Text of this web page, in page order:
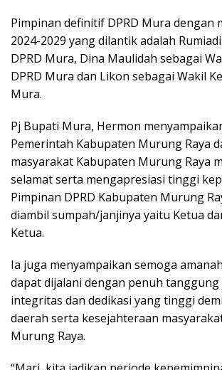
Pimpinan definitif DPRD Mura dengan
2024-2029 yang dilantik adalah
DPRD Mura, Dina Maulidah sebagai
DPRD Mura dan Likon sebagai Wakil
Mura.
Pj Bupati Mura, Hermon
Pemerintah Kabupaten Murung Raya
masyarakat Kabupaten Murung Raya
selamat serta mengapresiasi tinggi
Pimpinan DPRD Kabupaten Murung
diambil sumpah/janjinya yaitu Ketua
Ketua.
Ia juga menyampaikan semoga
dapat dijalani dengan penuh tanggung
integritas dan dedikasi yang tinggi
daerah serta kesejahteraan
Murung Raya.